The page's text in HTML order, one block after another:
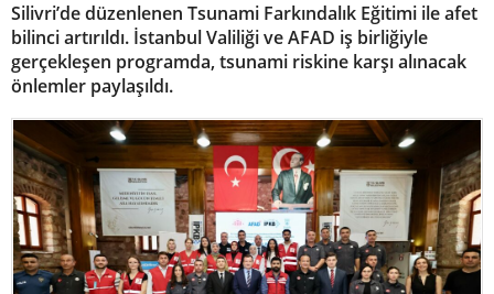
Silivri’de düzenlenen Tsunami Farkındalık Eğitimi ile afet
bilinci artırıldı. İstanbul Valiliği ve AFAD iş birliğiyle
gerçekleşen programda, tsunami riskine karşı alınacak
önlemler paylaşıldı.